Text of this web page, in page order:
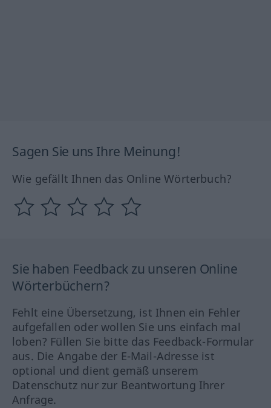
Sagen Sie uns Ihre Meinung!
Wie gefällt Ihnen das Online Wörterbuch?
Sie haben Feedback zu unseren Online
Wörterbüchern?
Fehlt eine Übersetzung, ist Ihnen ein Fehler
aufgefallen oder wollen Sie uns einfach mal
loben? Füllen Sie bitte das Feedback-Formular
aus. Die Angabe der E-Mail-Adresse ist
optional und dient gemäß unserem
Datenschutz nur zur Beantwortung Ihrer
Anfrage.